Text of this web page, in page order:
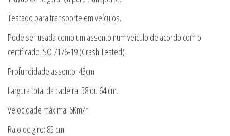
Testado para transporte em veículos.
Pode ser usada como um assento num veiculo de acordo com o
certificado ISO 7176-19 (Crash Tested)
Profundidade assento: 43cm
Largura total da cadeira: 58 ou 64 cm.
Velocidade máxima: 6Km/h
Raio de giro: 85 cm